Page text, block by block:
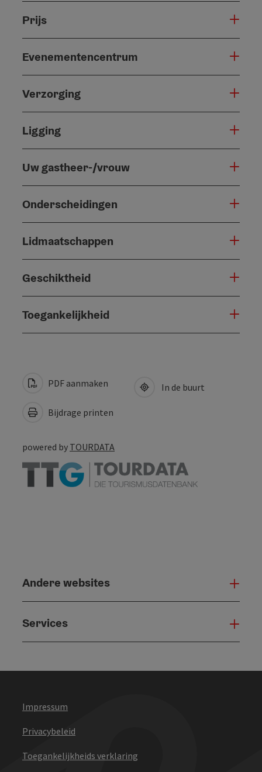
Prijs
Evenementencentrum
Verzorging
Ligging
Uw gastheer-/vrouw
Onderscheidingen
Lidmaatschappen
Geschiktheid
Toegankelijkheid
PDF aanmaken
Bijdrage printen
In de buurt
powered by TOURDATA
Andere websites
Services
Impressum
Privacybeleid
Toegankelijkheids verklaring